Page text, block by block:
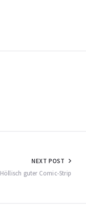
NEXT POST
Höllisch guter Comic-Strip